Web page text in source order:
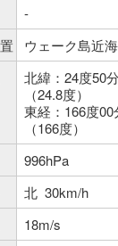
-
ウェーク島近海
北緯：24度50分
（24.8度）
東経：166度00
（166度）
996hPa
北 30km/h
18m/s